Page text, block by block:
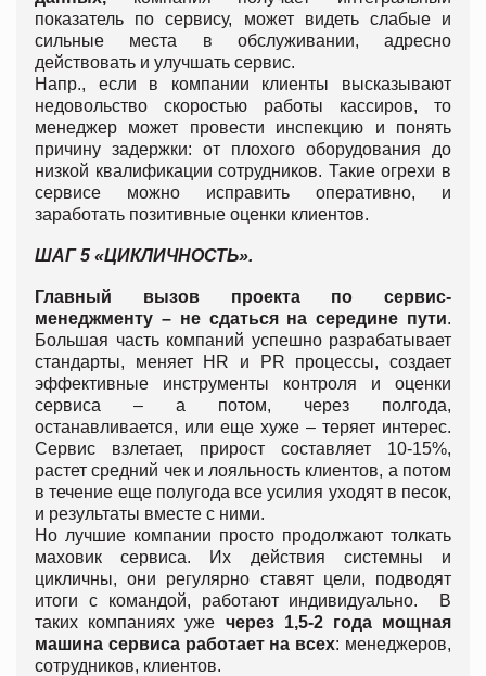
показатель по сервису, может видеть слабые и
сильные места в обслуживании, адресно
действовать и улучшать сервис.
Напр., если в компании клиенты высказывают
недовольство скоростью работы кассиров, то
менеджер может провести инспекцию и понять
причину задержки: от плохого оборудования до
низкой квалификации сотрудников. Такие огрехи в
сервисе можно исправить оперативно, и
заработать позитивные оценки клиентов.
ШАГ 5 «ЦИКЛИЧНОСТЬ».
Главный вызов проекта по сервис-
менеджменту – не сдаться на середине пути.
Большая часть компаний успешно разрабатывает
стандарты, меняет HR и PR процессы, создает
эффективные инструменты контроля и оценки
сервиса – а потом, через полгода,
останавливается, или еще хуже – теряет интерес.
Сервис взлетает, прирост составляет 10-15%,
растет средний чек и лояльность клиентов, а потом
в течение еще полугода все усилия уходят в песок,
и результаты вместе с ними.
Но лучшие компании просто продолжают толкать
маховик сервиса. Их действия системны и
цикличны, они регулярно ставят цели, подводят
итоги с командой, работают индивидуально. В
таких компаниях уже через 1,5-2 года мощная
машина сервиса работает на всех: менеджеров,
сотрудников, клиентов.